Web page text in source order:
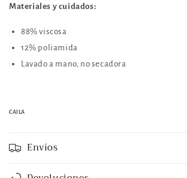
Materiales y cuidados:
88% viscosa
12% poliamida
Lavado a mano, no secadora
CAILA
Envíos